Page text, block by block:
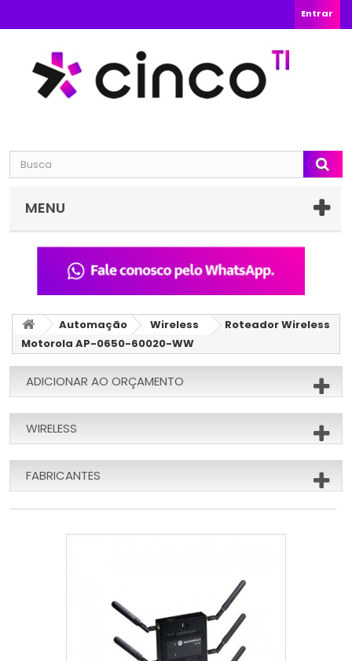
Entrar
MENU
Automação Wireless
Roteador Wireless
Motorola AP-0650-60020-WW
ADICIONAR AO ORÇAMENTO
WIRELESS
FABRICANTES